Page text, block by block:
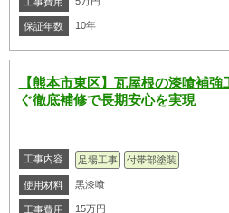
保証年数 10年
【熊本市東区】瓦屋根の漆喰補
ぐ徹底補修で長期安心を実現
工事内容 足場工事 付帯部塗装
使用材料 黒漆喰
工事費用 15万円